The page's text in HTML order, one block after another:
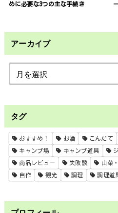
めに必要な3つの主な手続き
アーカイブ
タグ
おすすめ！ お酒 こんだて
キャンプ場 キャンプ道具
商品レビュー 失敗談 山菜
自作 観光 調理 調理道